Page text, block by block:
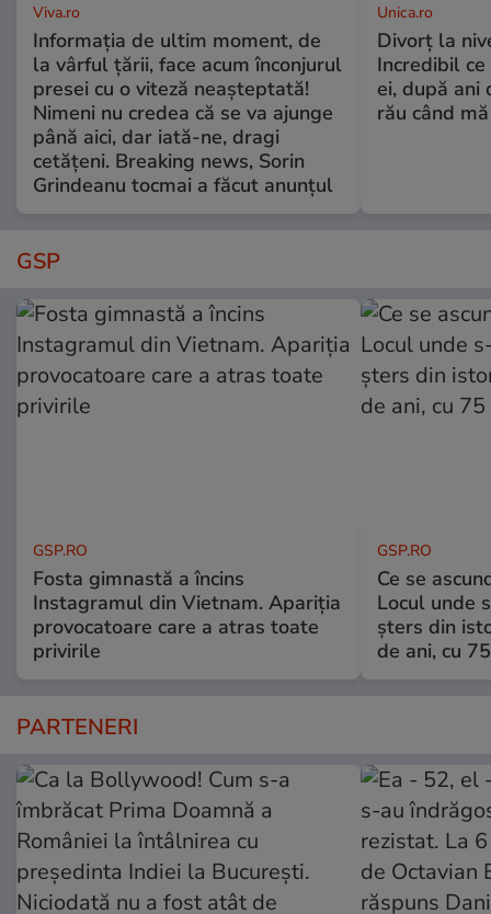
Viva.ro
Informația de ultim moment, de
la vârful țării, face acum înconjurul
presei cu o viteză neașteptată!
Nimeni nu credea că se va ajunge
până aici, dar iată-ne, dragi
cetățeni. Breaking news, Sorin
Grindeanu tocmai a făcut anunțul
Unica.ro
Divorț la
Incredibil
ei, după ani
rău când
GSP
GSP.RO
Fosta gimnastă a încins
Instagramul din Vietnam. Apariția
provocatoare care a atras toate
privirile
GSP.RO
Ce se
Locul unde
șters din
de ani, cu
PARTENERI